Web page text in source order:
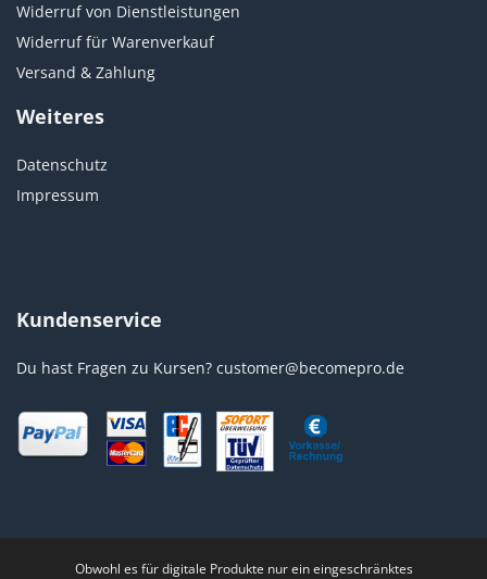
Widerruf von Dienstleistungen
Widerruf für Warenverkauf
Versand & Zahlung
Weiteres
Datenschutz
Impressum
Kundenservice
Du hast Fragen zu Kursen? customer@becomepro.de
Obwohl es für digitale Produkte nur ein eingeschränktes